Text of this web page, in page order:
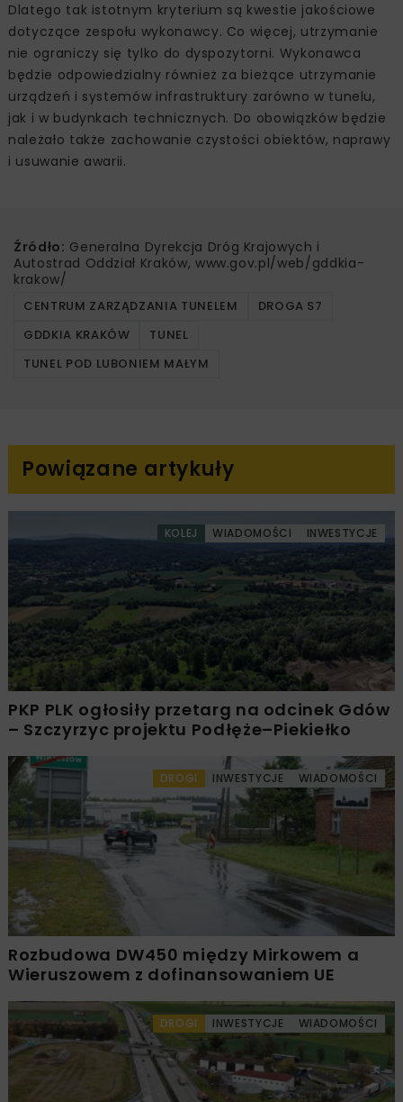
Dlatego tak istotnym kryterium są kwestie jakościowe
dotyczące zespołu wykonawcy. Co więcej, utrzymanie
nie ograniczy się tylko do dyspozytorni. Wykonawca
będzie odpowiedzialny również za bieżące utrzymanie
urządzeń i systemów infrastruktury zarówno w tunelu,
jak i w budynkach technicznych. Do obowiązków będzie
należało także zachowanie czystości obiektów, naprawy
i usuwanie awarii.
Źródło: Generalna Dyrekcja Dróg Krajowych i
Autostrad Oddział Kraków, www.gov.pl/web/gddkia-
krakow/
CENTRUM ZARZĄDZANIA TUNELEM
DROGA S7
GDDKIA KRAKÓW
TUNEL
TUNEL POD LUBONIEM MAŁYM
Powiązane artykuły
KOLEJ WIADOMOŚCI INWESTYCJE
PKP PLK ogłosiły przetarg na odcinek Gdów
– Szczyrzyc projektu Podłęże–Piekiełko
DROGI INWESTYCJE WIADOMOŚCI
Rozbudowa DW450 między Mirkowem a
Wieruszowem z dofinansowaniem UE
DROGI INWESTYCJE WIADOMOŚCI